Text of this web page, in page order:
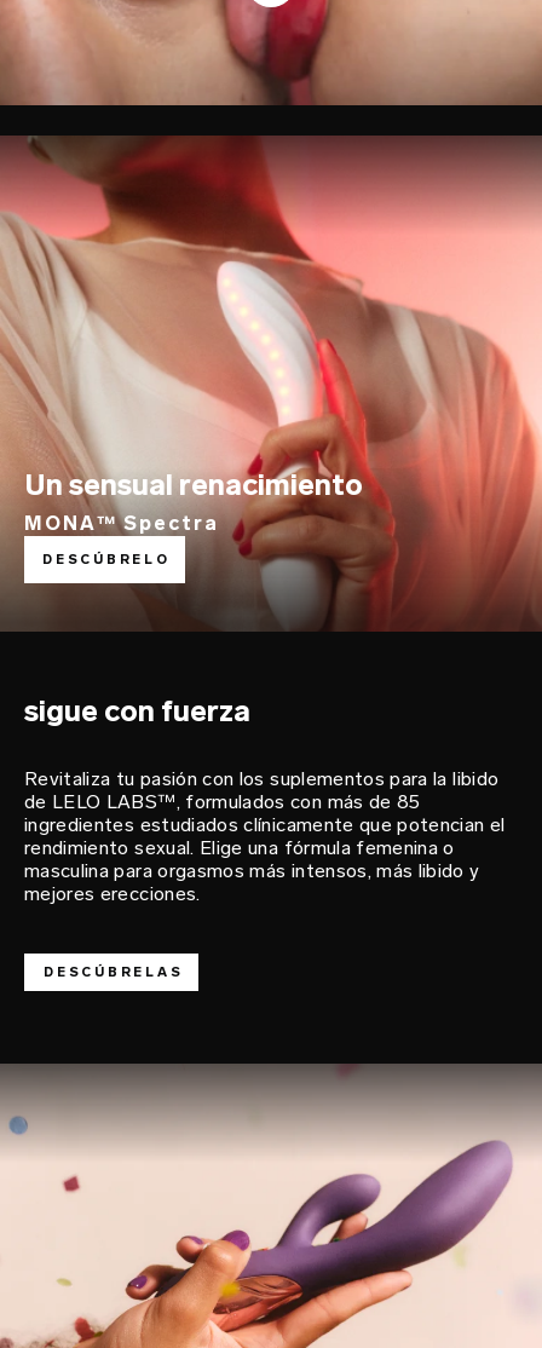
Un sensual renacimiento
MONA™ Spectra
DESCÚBRELO
alimenta tu deseo
sigue con fuerza
Revitaliza tu pasión con los suplementos para la libido
de LELO LABS™, formulados con más de 85
ingredientes estudiados clínicamente que potencian el
rendimiento sexual. Elige una fórmula femenina o
masculina para orgasmos más intensos, más libido y
mejores erecciones.
DESCÚBRELAS